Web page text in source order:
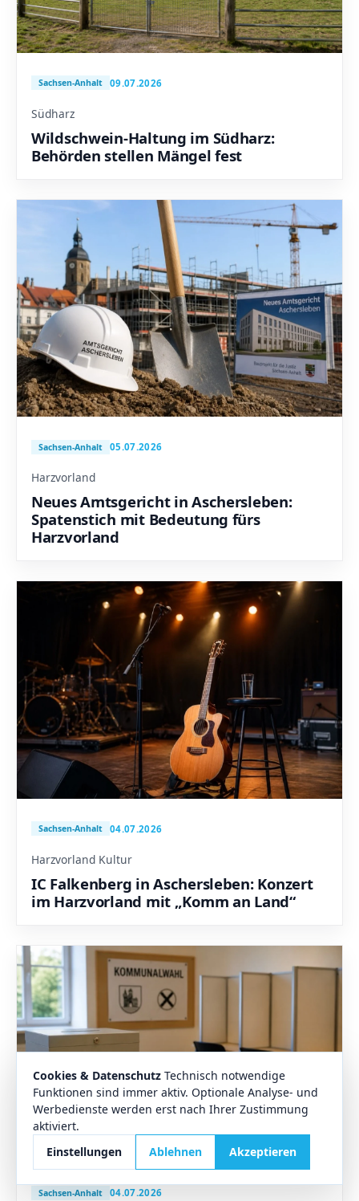
Cookies & Datenschutz Technisch notwendige
Funktionen sind immer aktiv. Optionale Analyse- und
Werbedienste werden erst nach Ihrer Zustimmung
aktiviert.
Einstellungen
Ablehnen Akzeptieren
Sachsen-Anhalt 09.07.2026
Südharz
Wildschwein-Haltung im Südharz:
Behörden stellen Mängel fest
Sachsen-Anhalt 05.07.2026
Harzvorland
Neues Amtsgericht in Aschersleben:
Spatenstich mit Bedeutung fürs
Harzvorland
Sachsen-Anhalt 04.07.2026
Harzvorland Kultur
IC Falkenberg in Aschersleben: Konzert
im Harzvorland mit „Komm an Land“
Sachsen-Anhalt 04.07.2026